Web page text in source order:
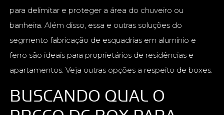
para delimitar e proteger a área do chuveiro ou
banheira. Além disso, essa e outras soluções do
segmento fabricação de esquadrias em alumínio e
ferro são ideais para proprietários de residências e
apartamentos. Veja outras opções a respeito de boxes.
BUSCANDO QUAL O